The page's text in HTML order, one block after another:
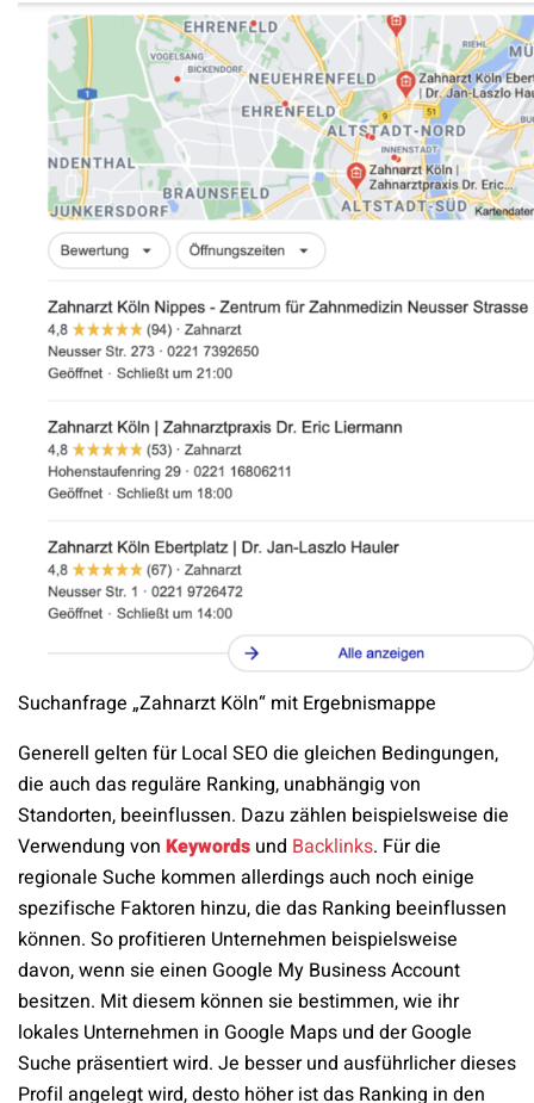
Suchanfrage „Zahnarzt Köln“ mit Ergebnismappe
Generell gelten für Local SEO die gleichen Bedingungen,
die auch das reguläre Ranking, unabhängig von
Standorten, beeinflussen. Dazu zählen beispielsweise die
Verwendung von Keywords und Backlinks. Für die
regionale Suche kommen allerdings auch noch einige
spezifische Faktoren hinzu, die das Ranking beeinflussen
können. So profitieren Unternehmen beispielsweise
davon, wenn sie einen Google My Business Account
besitzen. Mit diesem können sie bestimmen, wie ihr
lokales Unternehmen in Google Maps und der Google
Suche präsentiert wird. Je besser und ausführlicher dieses
Profil angelegt wird, desto höher ist das Ranking in den